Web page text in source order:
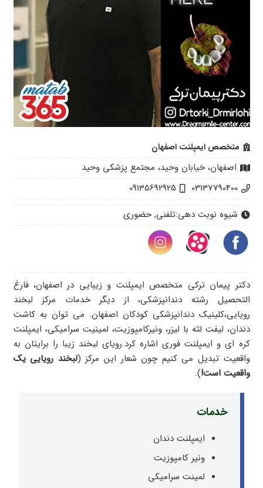
متخصص ایمپلنت اصفهان
اصفهان، خیابان وحید، مجتمع پزشکی وحید
03137790400
09135692925
شیوه نوبت دهی:تلفنی, حضوری
دکتر پیمان ترکی متخصص ایمپلنت و زیبایی در اصفهان، فارغ
التحصیل رشته دندانپزشکی، از دیگر خدمات مرکز لبخند
رویایی،کلینیک دندانپزشکی کودکان اصفهان. می توان به کاشت
دندان، لیفت لثه با لیزر، ونیرکامپوزیت، لمینیت سرامیکی، ایمپلنت
کره ای و ایمپلنت فوری اشاره کرد.رویای لبخند زیبا را برایتان به
واقعیت تبدیل می کنیم چون شعار این مرکز (لبخند رویایی یک
واقعیت است!).
خدمات
ایمپلنت دندان
ونیر کامپوزیت
لمینت سرامیکی